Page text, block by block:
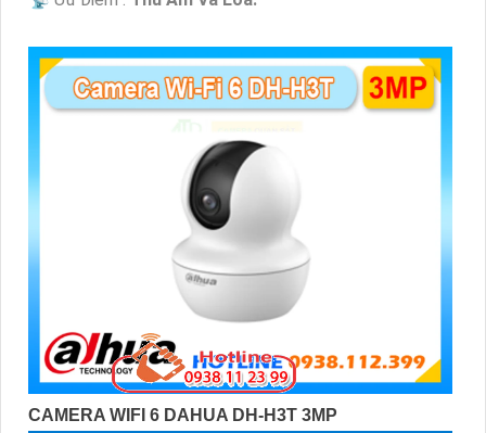
CAMERA WIFI 6 DAHUA DH-H3T 3MP